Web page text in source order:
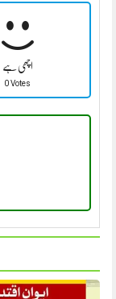
اچھی ہے
0 Votes